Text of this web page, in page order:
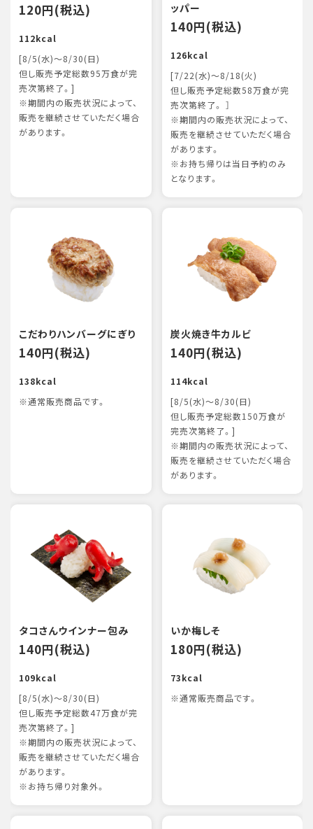
120円(税込)
112kcal
[8/5(水)～8/30(日)
但し販売予定総数95万食が完
売次第終了。]
※期間内の販売状況によって、
販売を継続させていただく場合
があります。
ッパー
140円(税込)
126kcal
[7/22(水)～8/18(火)
但し販売予定総数58万食が完
売次第終了。 ］
※期間内の販売状況によって、
販売を継続させていただく場合
があります。
※お持ち帰りは当日予約のみ
となります。
こだわりハンバーグにぎり
140円(税込)
138kcal
※通常販売商品です。
炭火焼き牛カルビ
140円(税込)
114kcal
[8/5(水)～8/30(日)
但し販売予定総数150万食が
完売次第終了。]
※期間内の販売状況によって、
販売を継続させていただく場合
があります。
タコさんウインナー包み
140円(税込)
109kcal
[8/5(水)～8/30(日)
但し販売予定総数47万食が完
売次第終了。]
※期間内の販売状況によって、
販売を継続させていただく場合
があります。
※お持ち帰り対象外。
いか梅しそ
180円(税込)
73kcal
※通常販売商品です。